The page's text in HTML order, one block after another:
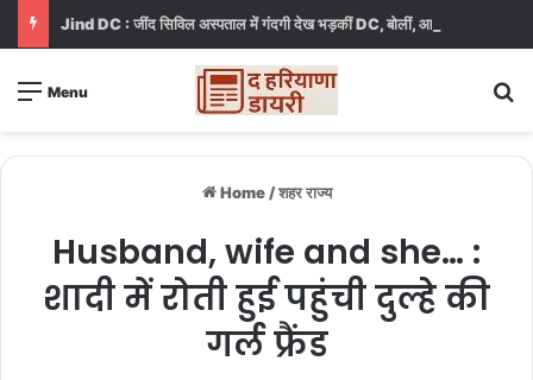
Menu
Home / शहर राज्य
Husband, wife and she… :
शादी में रोती हुई पहुंची दुल्हे की
गर्ल फ्रैंड